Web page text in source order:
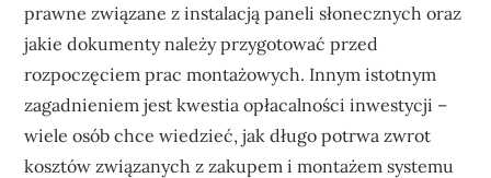
prawne związane z instalacją paneli słonecznych oraz
jakie dokumenty należy przygotować przed
rozpoczęciem prac montażowych. Innym istotnym
zagadnieniem jest kwestia opłacalności inwestycji –
wiele osób chce wiedzieć, jak długo potrwa zwrot
kosztów związanych z zakupem i montażem systemu